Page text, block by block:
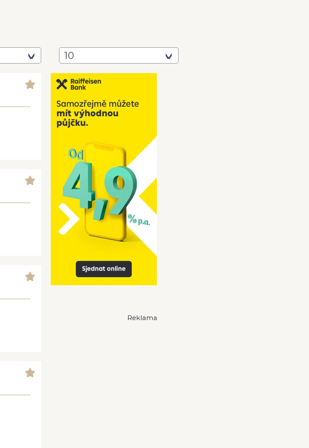
10
Reklama